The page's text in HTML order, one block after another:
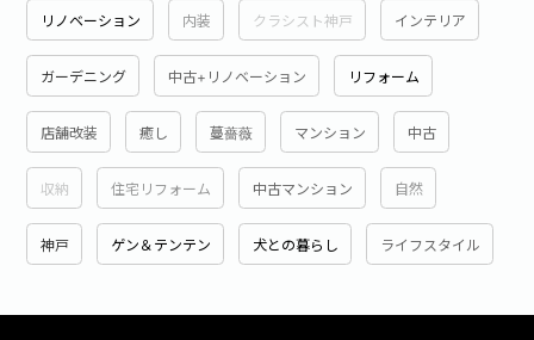
リノベーション 内装 クラシスト神戸 インテリア
ガーデニング 中古+リノベーション リフォーム
店舗改装 癒し 蔓薔薇 マンション 中古
収納 住宅リフォーム 中古マンション 自然
神戸 ゲン＆テンテン 犬との暮らし ライフスタイル